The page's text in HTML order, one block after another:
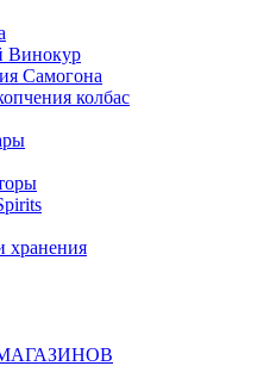
Винокур
Самогона
колбас
хранения